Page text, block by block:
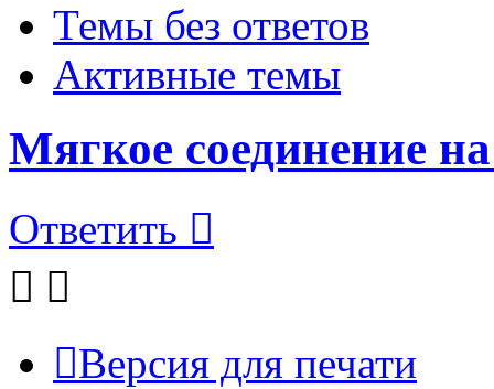
Темы без ответов
Активные темы
Мягкое соединение
Ответить
Версия для печати